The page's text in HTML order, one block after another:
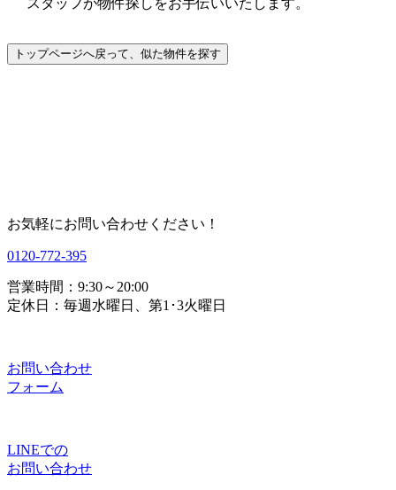
スタッフが物件探しをお手伝いいたします。
お気軽にお問い合わせください！
0120-772-395
営業時間：9:30～20:00
定休日：毎週水曜日、第1･3火曜日
お問い合わせ
フォーム
LINEでの
お問い合わせ